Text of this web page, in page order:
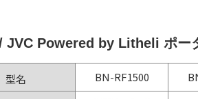
JVC Powered by Litheli ポー
型名 BN-RF1500